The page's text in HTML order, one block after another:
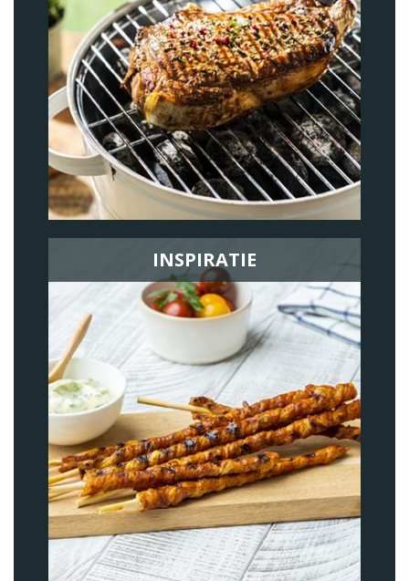
INSPIRATIE